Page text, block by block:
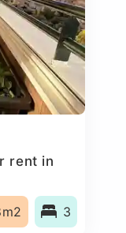
rent in
3